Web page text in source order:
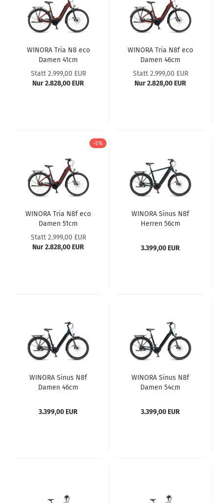
WINORA Tria N8 eco
Damen 41cm
Statt 2.999,00 EUR
Nur 2.828,00 EUR
WINORA Tria N8f eco
Damen 46cm
Statt 2.999,00 EUR
Nur 2.828,00 EUR
-5%
WINORA Tria N8f eco
Damen 51cm
Statt 2.999,00 EUR
Nur 2.828,00 EUR
WINORA Sinus N8f
Herren 56cm
3.399,00 EUR
WINORA Sinus N8f
Damen 46cm
3.399,00 EUR
WINORA Sinus N8f
Damen 54cm
3.399,00 EUR